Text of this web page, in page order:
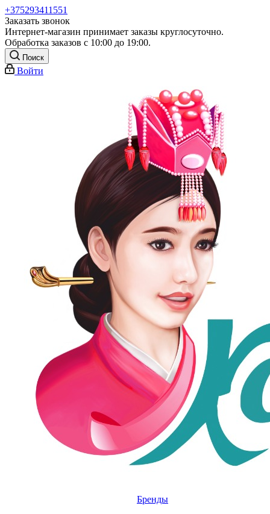
+375293411551
Заказать звонок
Интернет-магазин принимает заказы круглосуточно.
Обработка заказов с 10:00 до 19:00.
Поиск
Войти
Бренды